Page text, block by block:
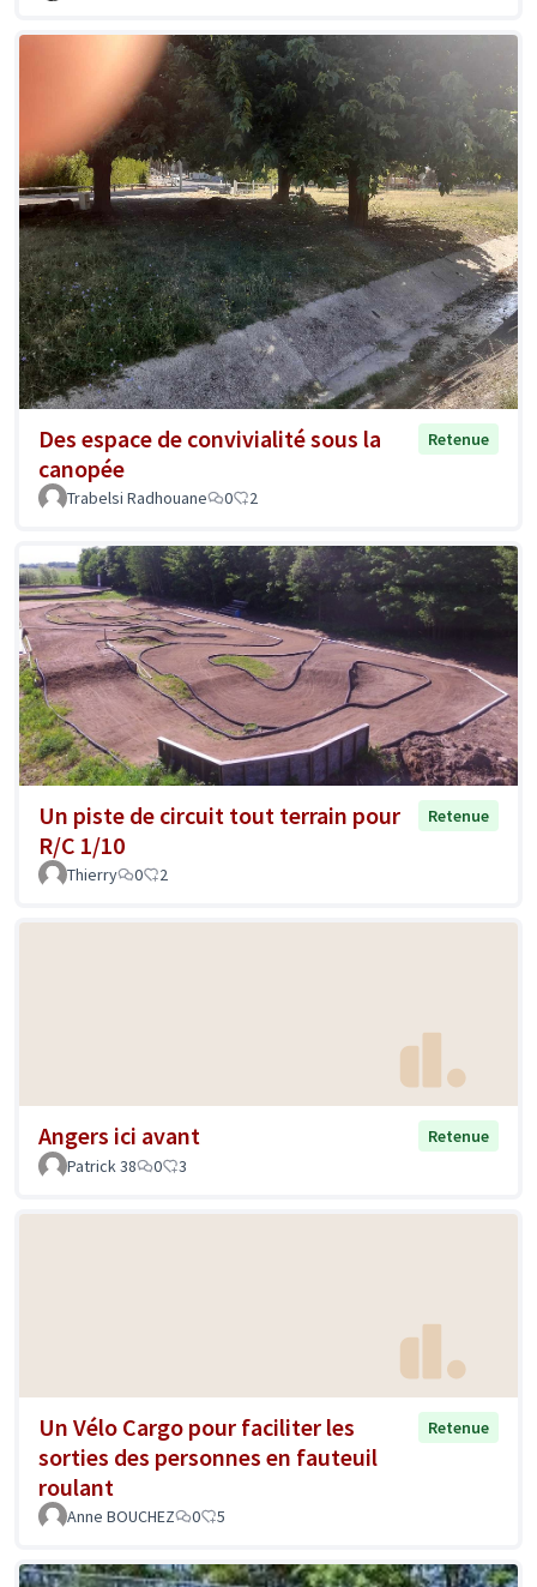
Des espace de convivialité sous la
canopée
Retenue
Trabelsi Radhouane 0 2
Un piste de circuit tout terrain pour
R/C 1/10
Retenue
Thierry 0 2
Angers ici avant
Retenue
Patrick 38
0 3
Un Vélo Cargo pour faciliter les
sorties des personnes en fauteuil
roulant
Retenue
Anne BOUCHEZ 0 5